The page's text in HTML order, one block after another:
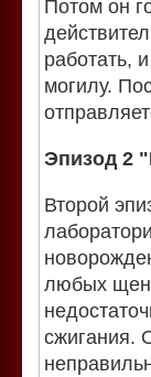
Потом он
работать,
могилу.
Эпизод 2
Второй
любых
сжигания.